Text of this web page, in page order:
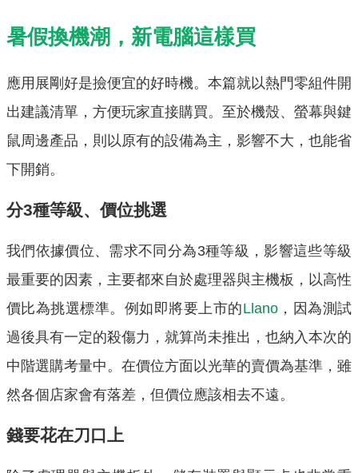
暑假換機潮，新電腦這樣買
應用展剛好是撿便宜的好時機。本篇就以熱門零組件開
出建議清單，方便玩家直接購買。至於機殼、螢幕與鍵
鼠周邊產品，則以原有的設備為主，影響不大，也能省
下開銷。
分3種等級、價位挑選
我們依據價位、需求不同分為3種等級，影響這些等級
最重要的因素，主要都來自於處理器與主機板，以高性
價比為挑選標準。例如即將要上市的Llano，因為測試
過後具有一定的殺傷力，就算尚未推出，也納入本次的
中階選購考量中。在價位方面以光華的賣價為基準，雖
然各個店家會有落差，但價位應該相去不遠。
錢要花在刀口上